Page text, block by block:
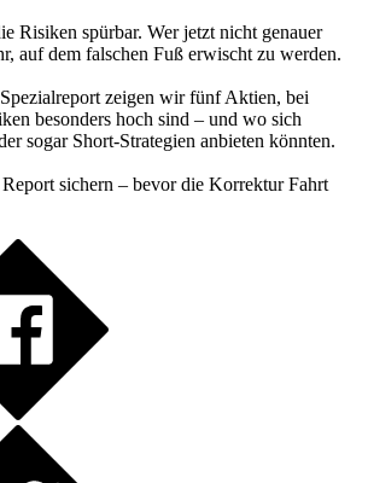
Risiken spürbar. Wer jetzt nicht genauer
auf dem falschen Fuß erwischt zu werden.
zeigen wir fünf Aktien, bei
besonders hoch sind – und wo sich
sogar Short-Strategien anbieten könnten.
Report sichern – bevor die Korrektur Fahrt